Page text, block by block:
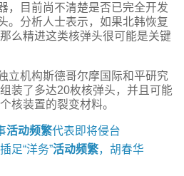
，目前尚不清楚是否已完全开发
。分析人士表示，如果北韩恢复
么精进这类核弹头很可能是关键
立机构斯德哥尔摩国际和平研究
装了多达20枚核弹头，并且可能
核装置的裂变材料。
活动频繁代表即将侵台
足“洋务”活动频繁，胡春华